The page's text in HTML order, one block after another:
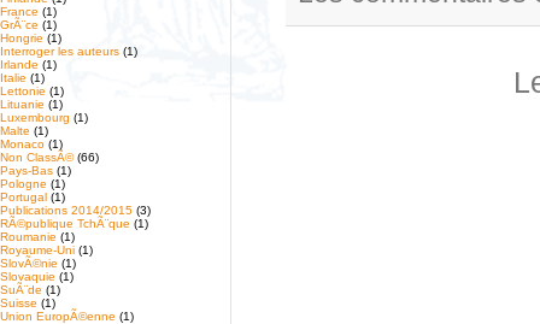
France (1)
GrÃ¨ce (1)
Hongrie (1)
Interroger les auteurs (1)
Irlande (1)
Italie (1)
Lettonie (1)
Lituanie (1)
Luxembourg (1)
Malte (1)
Monaco (1)
Non ClassÃ©(66)
Pays-Bas (1)
Pologne (1)
Portugal (1)
Publications 2014/2015 (3)
RÃ©publique TchÃ¨que (1)
Roumanie (1)
Royaume-Uni (1)
SlovÃ©nie (1)
Slovaquie (1)
SuÃ¨de (1)
Suisse (1)
Union EuropÃ©enne (1)